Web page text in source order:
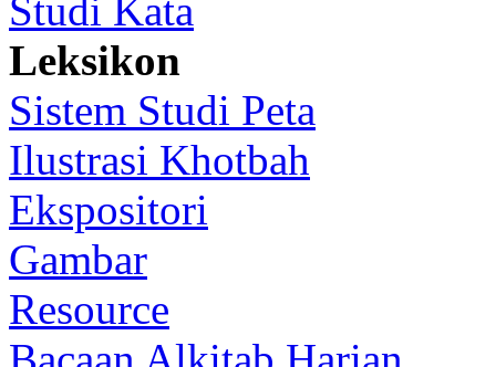
Studi Kata
Leksikon
Sistem Studi Peta
Ilustrasi Khotbah
Ekspositori
Gambar
Resource